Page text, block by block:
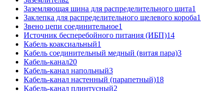
Заземляющая шина для распределительного щита1
Заклепка для распределительного щелевого короба1
Звено цепи соединительное1
Источник бесперебойного питания (ИБП)14
Кабель коаксиальный1
Кабель соединительный медный (витая пара)3
Кабель-канал20
Кабель-канал напольный3
Кабель-канал настенный (парапетный)18
Кабель-канал плинтусный2